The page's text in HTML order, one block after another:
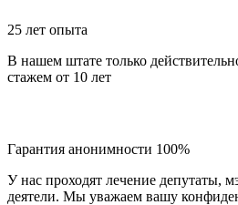
25 лет опыта
В нашем штате только
стажем от 10 лет
Гарантия анонимности 100%
У нас проходят лечение депутаты,
деятели. Мы уважаем вашу